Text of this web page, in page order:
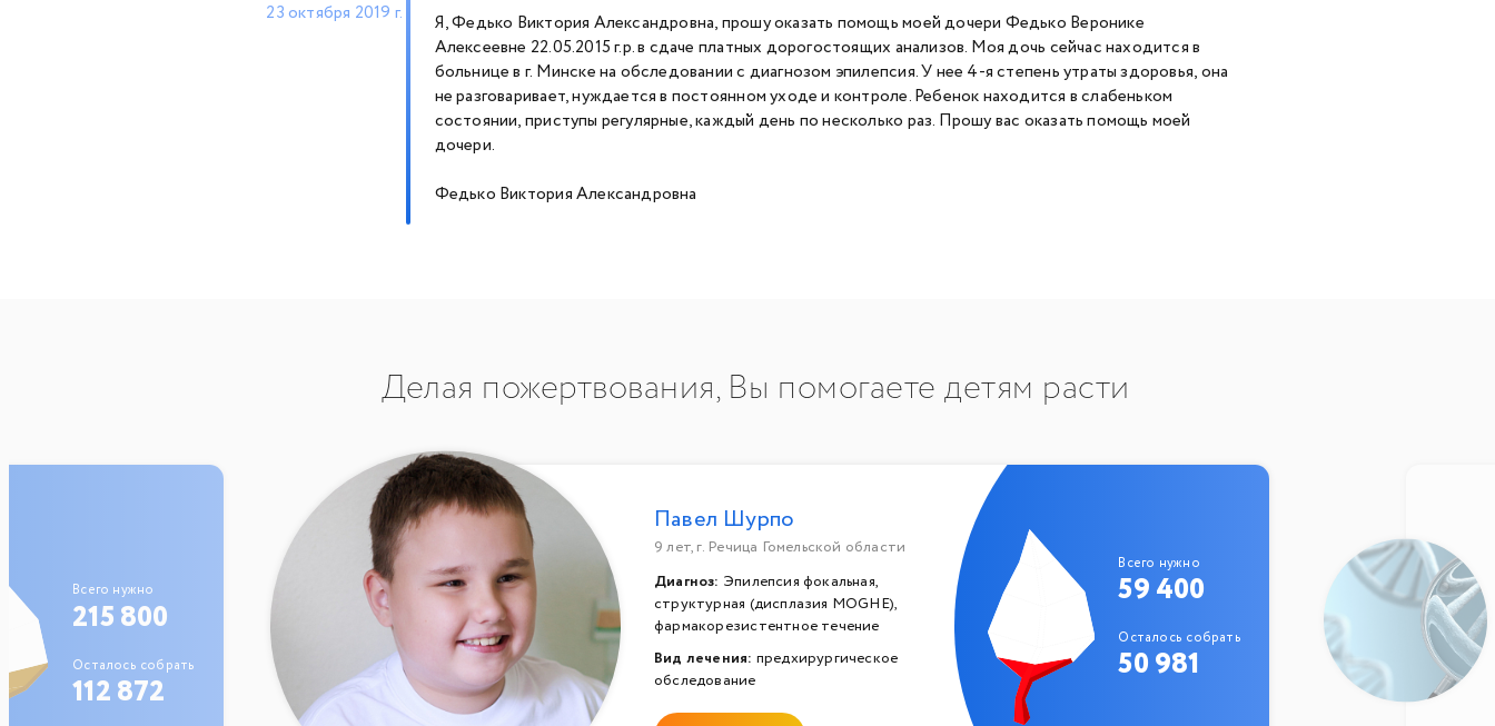
23 октября 2019 г.
Я, Федько Виктория Александровна, прошу оказать помощь моей дочери Федько Веронике
Алексеевне 22.05.2015 г.р. в сдаче платных дорогостоящих анализов. Моя дочь сейчас находится в
больнице в г. Минске на обследовании с диагнозом эпилепсия. У нее 4-я степень утраты здоровья, она
не разговаривает, нуждается в постоянном уходе и контроле. Ребенок находится в слабеньком
состоянии, приступы регулярные, каждый день по несколько раз. Прошу вас оказать помощь моей
дочери.
Федько Виктория Александровна
Делая пожертвования, Вы помогаете детям расти
Всего нужно
215 800
Осталось собрать
112 872
Павел Шурпо
9 лет, г. Речица Гомельской области
Диагноз: Эпилепсия фокальная,
структурная (дисплазия MOGHE),
фармакорезистентное течение
Вид лечения: предхирургическое
обследование
Всего нужно
59 400
Осталось собрать
50 981